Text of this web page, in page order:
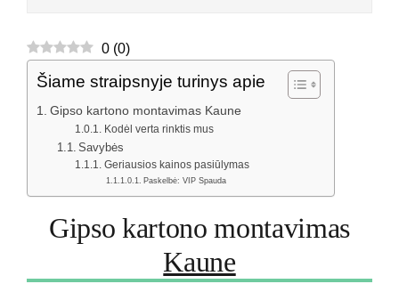
0 (0)
Šiame straipsnyje turinys apie
Gipso kartono montavimas Kaune
Kodėl verta rinktis mus
Savybės
Geriausios kainos pasiūlymas
Paskelbė: VIP Spauda
Gipso kartono montavimas
Kaune